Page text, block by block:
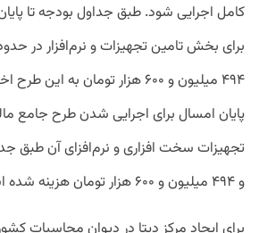
کامل اجرایی شود. طبق جداول بودجه تا
۴۹۴ میلیون و ۶۰۰ هزار تومان به این طرح اختصاص خواهد یافت.
پایان امسال برای اجرایی شدن طرح جامع
و ۴۹۴ میلیون و ۶۰۰ هزار تومان هزینه شده است.